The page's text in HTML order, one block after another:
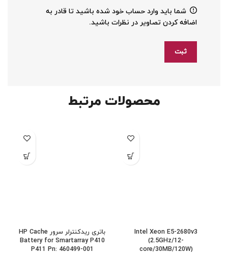
شما باید وارد حساب خود شده باشید تا قادر به
اضافه کردن تصاویر در نظرات باشید.
محصولات مرتبط
Intel Xeon E5-2680v3
(2.5GHz/12-
core/30MB/120W)
باتری ریدکنترلر سرور HP Cache
Battery for Smartarray P410
P411 Pn: 460499-001